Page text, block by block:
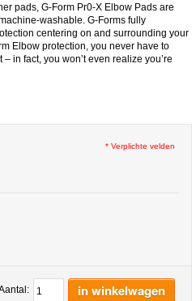
pads, G-Form Pr0-X Elbow Pads are
washable. G-Forms fully
centering on and surrounding your
Elbow protection, you never have to
in fact, you won’t even realize you’re
* Verplichte velden
in winkelwagen